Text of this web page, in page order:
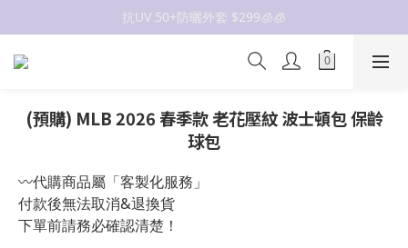
抗UV 50+防曬外套 $299🧊🧊
抗UV 50+防曬外套 $299🧊🧊
抗UV 50+防曬外套 $299🧊🧊
(預購) MLB 2026 春季款 老花壓紋 波士頓包 保齡
球包
〰️代購商品屬「客製化服務」
付款後無法取消&退換貨
下單前請務必確認清楚！